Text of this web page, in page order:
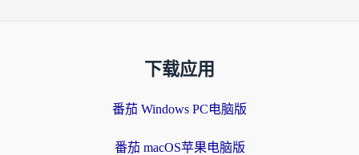
下载应用
番茄 Windows PC电脑版
番茄 macOS苹果电脑版